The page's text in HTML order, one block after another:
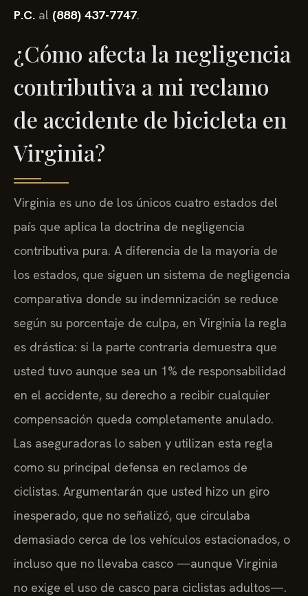
P.C. al (888) 437-7747.
¿Cómo afecta la negligencia
contributiva a mi reclamo
de accidente de bicicleta en
Virginia?
Virginia es uno de los únicos cuatro estados del
país que aplica la doctrina de negligencia
contributiva pura. A diferencia de la mayoría de
los estados, que siguen un sistema de negligencia
comparativa donde su indemnización se reduce
según su porcentaje de culpa, en Virginia la regla
es drástica: si la parte contraria demuestra que
usted tuvo aunque sea un 1% de responsabilidad
en el accidente, su derecho a recibir cualquier
compensación queda completamente anulado.
Las aseguradoras lo saben y utilizan esta regla
como su principal defensa en reclamos de
ciclistas. Argumentarán que usted hizo un giro
inesperado, que no señalizó, que circulaba
demasiado cerca de los vehículos estacionados, o
incluso que no llevaba casco —aunque Virginia
no exige el uso de casco para ciclistas adultos—.